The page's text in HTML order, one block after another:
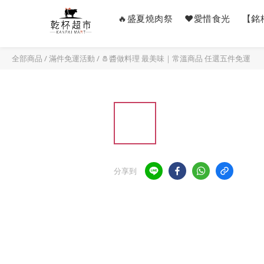
🔥盛夏燒肉祭 ❤️愛惜食光 【
全部商品 /滿件免運活動 / 🧂醬做料理 最美味｜常溫商品 任選五件免運
分享到